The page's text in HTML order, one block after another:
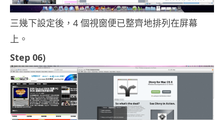
三幾下設定後，4 個視窗便已整齊地排列在屏幕
上。
Step 06)